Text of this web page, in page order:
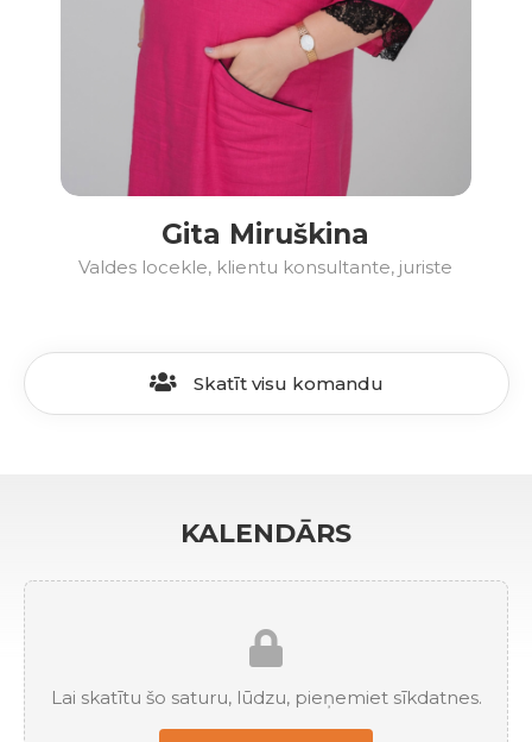
Gita Miruškina
Valdes locekle, klientu konsultante, juriste
Skatīt visu komandu
KALENDĀRS
Lai skatītu šo saturu, lūdzu, pieņemiet sīkdatnes.